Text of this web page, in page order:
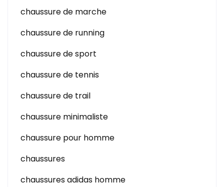
chaussure de marche
chaussure de running
chaussure de sport
chaussure de tennis
chaussure de trail
chaussure minimaliste
chaussure pour homme
chaussures
chaussures adidas homme